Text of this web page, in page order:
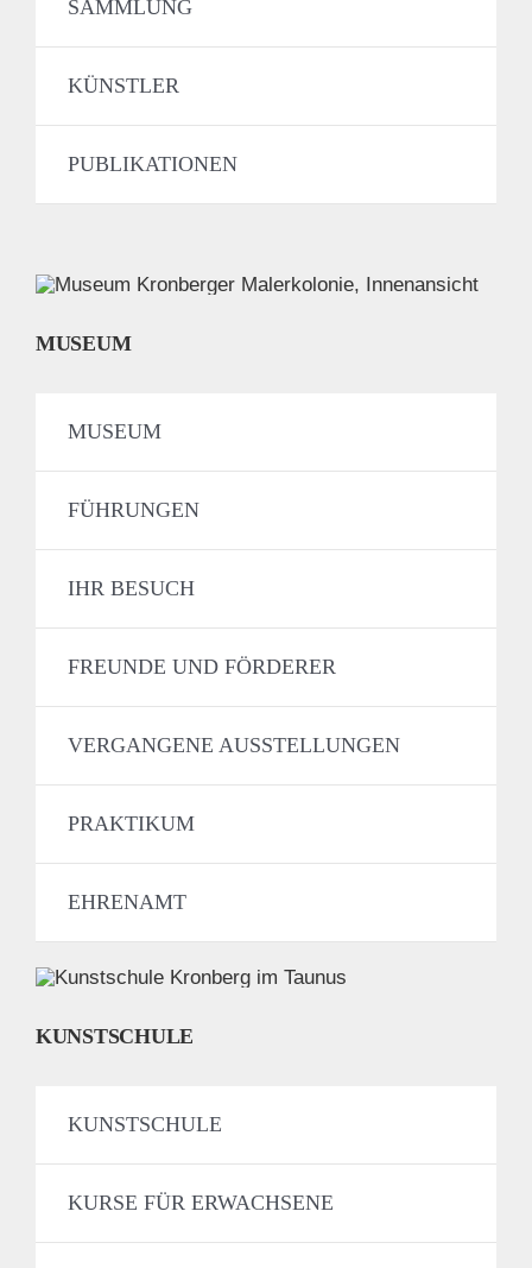
SAMMLUNG
KÜNSTLER
PUBLIKATIONEN
MUSEUM
MUSEUM
FÜHRUNGEN
IHR BESUCH
FREUNDE UND FÖRDERER
VERGANGENE AUSSTELLUNGEN
PRAKTIKUM
EHRENAMT
KUNSTSCHULE
KUNSTSCHULE
KURSE FÜR ERWACHSENE